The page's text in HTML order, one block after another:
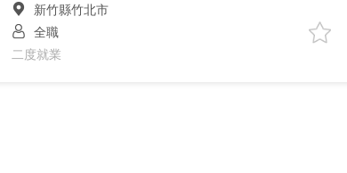
新竹縣竹北市
全職
二度就業